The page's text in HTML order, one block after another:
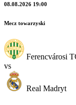
08.08.2026 19:00
Mecz towarzyski
Ferencvárosi
vs
Real Madryt